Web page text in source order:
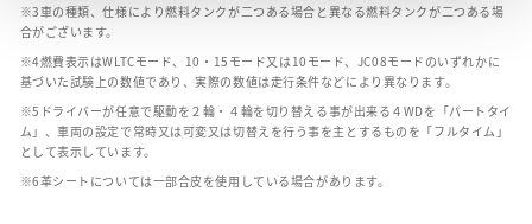
車の種類、仕様により燃料タンクが二つある場合と異なる燃料タンクが二つある場
合がございます。
燃費表示はWLTCモード、10・15モード又は10モード、JC08モードのいずれかに
基づいた試験上の数値であり、実際の数値は走行条件などにより異なります。
ドライバーが任意で駆動を２輪・４輪を切り替える事が出来る４WDを「パートタイ
ム」、車両の設定で常時又は可変又は切替えを行う事を主とするものを「フルタイム」
として表示しています。
革シートについては一部合皮を使用している場合があります。